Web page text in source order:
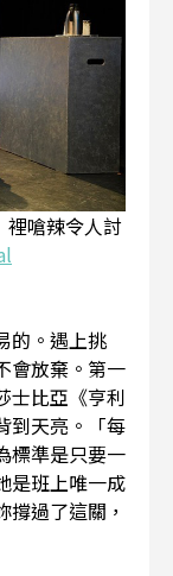
嗆辣令人討
的。遇上挑
會放棄。第一
士比亞《亨利
到天亮。「每
標準是只要一
是班上唯一成
過了這關，